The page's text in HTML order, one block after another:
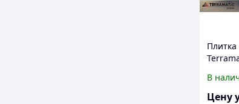
мм,
В
Цену